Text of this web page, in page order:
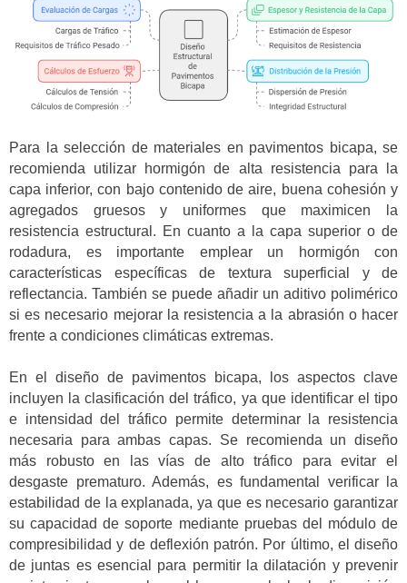
Para la selección de materiales en pavimentos bicapa, se
recomienda utilizar hormigón de alta resistencia para la
capa inferior, con bajo contenido de aire, buena cohesión y
agregados gruesos y uniformes que maximicen la
resistencia estructural. En cuanto a la capa superior o de
rodadura, es importante emplear un hormigón con
características específicas de textura superficial y de
reflectancia. También se puede añadir un aditivo polimérico
si es necesario mejorar la resistencia a la abrasión o hacer
frente a condiciones climáticas extremas.
En el diseño de pavimentos bicapa, los aspectos clave
incluyen la clasificación del tráfico, ya que identificar el tipo
e intensidad del tráfico permite determinar la resistencia
necesaria para ambas capas. Se recomienda un diseño
más robusto en las vías de alto tráfico para evitar el
desgaste prematuro. Además, es fundamental verificar la
estabilidad de la explanada, ya que es necesario garantizar
su capacidad de soporte mediante pruebas del módulo de
compresibilidad y de deflexión patrón. Por último, el diseño
de juntas es esencial para permitir la dilatación y prevenir